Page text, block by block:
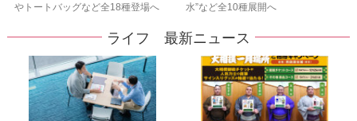
やトートバッグなど全18種登場へ
水”など全10種展開へ
ライフ 最新ニュース